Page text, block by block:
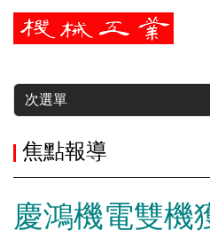
暫停
次選單
焦點報導
慶鴻機電雙機